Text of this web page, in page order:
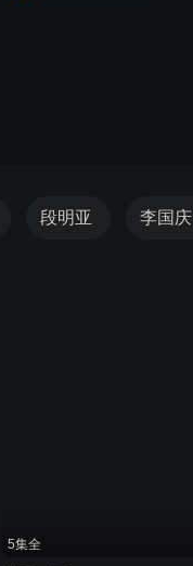
段明亚 李国庆
5集全